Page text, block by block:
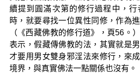
續提到圓滿次第的修行過程中，行
時，就要尋找一位異性同修，作為
（《西藏佛教的修行道》，頁56。
表示，假藏傳佛教的法，其實就是
才要用男女雙身邪淫法來修行，來
境界，與真實佛法一點關係也沒有。